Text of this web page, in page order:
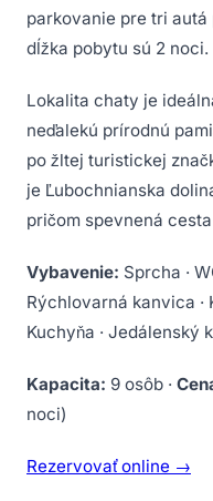
parkovanie pre tri
dĺžka pobytu sú 2 noci.
Lokalita chaty je
neďalekú prírodnú
po žltej turistickej
je Ľubochnianska
pričom spevnená
Vybavenie: Sprcha ·
Rýchlovarná kanvica ·
Kuchyňa · Jedálenský
Kapacita: 9 osôb ·
noci)
Rezervovať online →